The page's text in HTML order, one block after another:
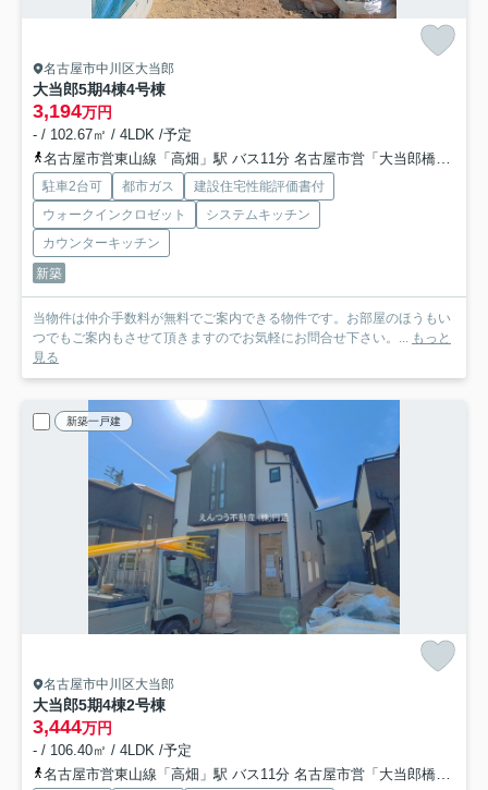
名古屋市中川区大当郎
大当郎5期4棟4号棟
3,194万円
- / 102.67㎡ / 4LDK /予定
名古屋市営東山線「高畑」駅 バス11分 名古屋市営「大当郎橋」 停歩3分
駐車2台可 都市ガス
建設住宅性能評価書付
ウォークインクロゼット
システムキッチン
カウンターキッチン
新築
当物件は仲介手数料が無料でご案内できる物件です。お部屋のほうもい
つでもご案内もさせて頂きますのでお気軽にお問合せ下さい。... もっと
見る
新築一戸建
名古屋市中川区大当郎
大当郎5期4棟2号棟
3,444万円
- / 106.40㎡ / 4LDK /予定
名古屋市営東山線「高畑」駅 バス11分 名古屋市営「大当郎橋」 停歩3分